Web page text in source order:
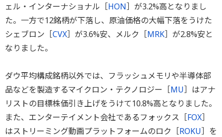
ェル・インターナショナル［HON］が3.2%高となりまし
た。一方で12銘柄が下落し、原油価格の大幅下落をうけた
シェブロン［CVX］が3.6%安、メルク［MRK］が2.8%安と
なりました。
ダウ平均構成銘柄以外では、フラッシュメモリや半導体部
品などを製造するマイクロン・テクノロジー［MU］はアナ
リストの目標株価引き上げをうけて10.8%高となりました。
また、エンターテイメント会社であるフォックス［FOX］
はストリーミング動画プラットフォームのロク［ROKU］を